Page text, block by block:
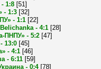
1:8 [51]
- 1:3 [32]
- 1:1 [22]
- 4:1 [28]
ПНПУ» - 5:2 [47]
13:0 [45]
- 4:1 [46]
- 6:11 [59]
- 0:4 [78]